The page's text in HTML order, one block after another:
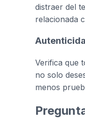
distraer del
relacionada
Verifica que
no solo
menos